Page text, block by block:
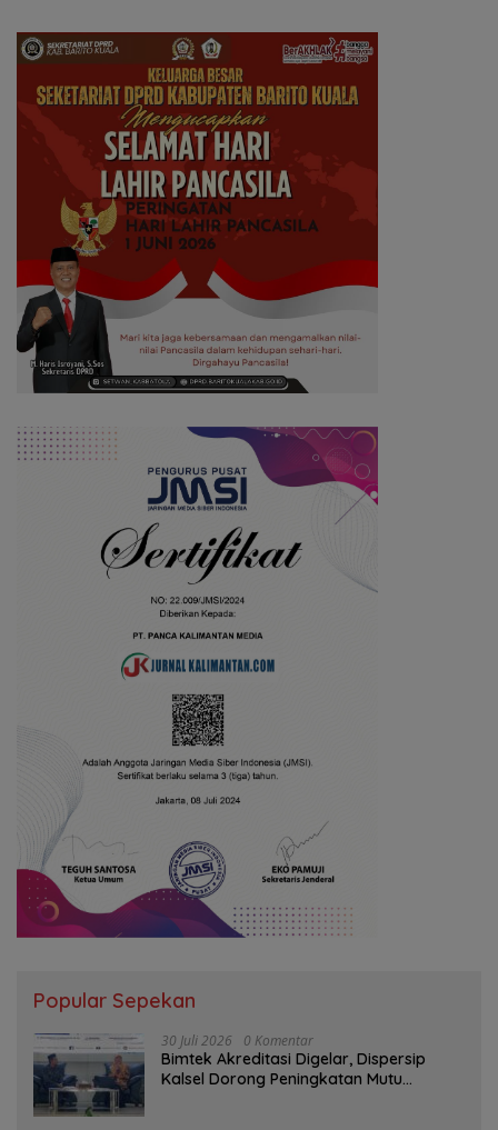
Popular Sepekan
30 Juli 2026 0 Komentar
Bimtek Akreditasi Digelar, Dispersip
Kalsel Dorong Peningkatan Mutu